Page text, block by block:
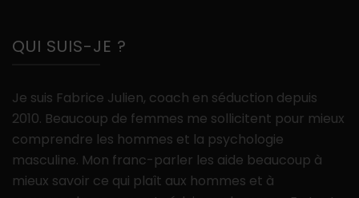
QUI SUIS-JE ?
Je suis Fabrice Julien, coach en séduction depuis
2010. Beaucoup de femmes me sollicitent pour mieux
comprendre les hommes et la psychologie
masculine. Mon franc-parler les aide beaucoup à
mieux savoir ce qui plaît aux hommes et à